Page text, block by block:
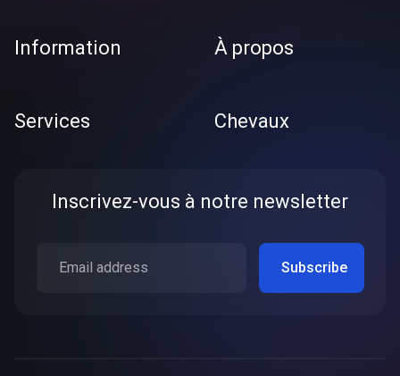
Information À propos
Services Chevaux
Inscrivez-vous à notre newsletter